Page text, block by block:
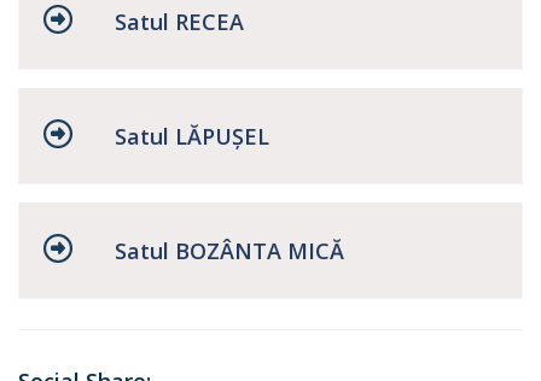
Satul RECEA
Satul LĂPUŞEL
Satul BOZÂNTA MICĂ